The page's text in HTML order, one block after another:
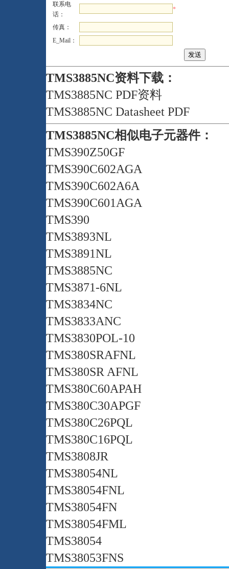
联系电
话：
*
传真：
E_Mail：
TMS3885NC资料下载：
TMS3885NC PDF资料
TMS3885NC Datasheet PDF
TMS3885NC相似电子元器件：
TMS390Z50GF
TMS390C602AGA
TMS390C602A6A
TMS390C601AGA
TMS390
TMS3893NL
TMS3891NL
TMS3885NC
TMS3871-6NL
TMS3834NC
TMS3833ANC
TMS3830POL-10
TMS380SRAFNL
TMS380SR AFNL
TMS380C60APAH
TMS380C30APGF
TMS380C26PQL
TMS380C16PQL
TMS3808JR
TMS38054NL
TMS38054FNL
TMS38054FN
TMS38054FML
TMS38054
TMS38053FNS